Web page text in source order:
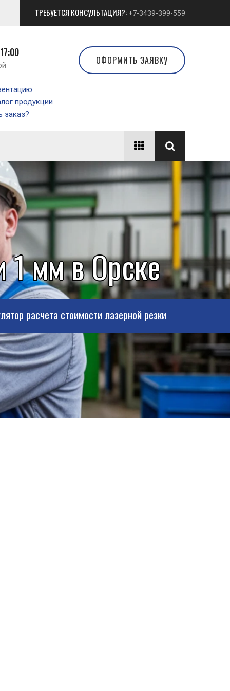
ТРЕБУЕТСЯ КОНСУЛЬТАЦИЯ?: +7-3439-399-559
продукции
заказ?
ОФОРМИТЬ ЗАЯВКУ
1 мм в Орске
расчета стоимости лазерной резки